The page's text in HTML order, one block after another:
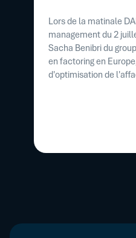
Lors de la matinale
management du 2
Sacha Benibri du
en factoring en
d'optimisation de